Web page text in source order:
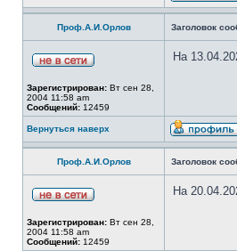
Проф.А.И.Орлов Заголовок
Зарегистрирован: Вт сен 28,
2004 11:58 am
Сообщений: 12459
На
Вернуться наверх
Проф.А.И.Орлов Заголовок
Зарегистрирован: Вт сен 28,
2004 11:58 am
Сообщений: 12459
На